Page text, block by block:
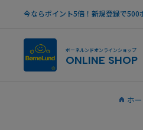
今ならポイント5倍！新規登録で500
ボーネルンドオンラインショップ
ONLINE SHOP
ホ